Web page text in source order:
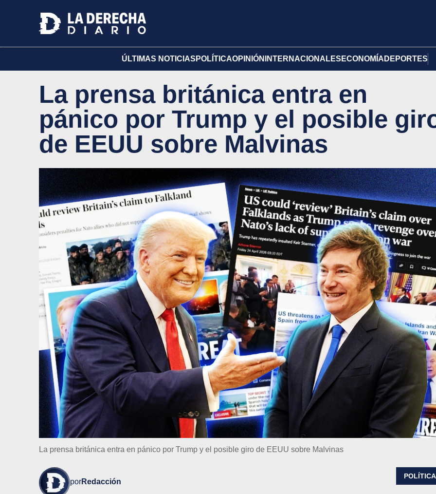
ÚLTIMAS NOTICIAS POLÍTICAOPINIÓN INTERNACIONALES ECONOMÍA DEPORTES
La prensa británica entra en
pánico por Trump y el posible
de EEUU sobre Malvinas
La prensa británica entra en pánico por Trump y el posible giro de EEUU sobre Malvinas
porRedacción
POLÍTICA